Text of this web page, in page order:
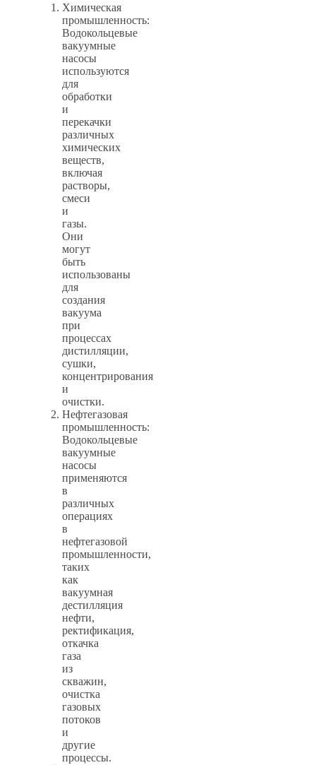
Химическая
промышленность:
Водокольцевые
вакуумные
насосы
используются
для
обработки
и
перекачки
различных
химических
веществ,
включая
растворы,
смеси
и
газы.
Они
могут
быть
использованы
для
создания
вакуума
при
процессах
дистилляции,
сушки,
концентрирования
и
очистки.
Нефтегазовая
промышленность:
Водокольцевые
вакуумные
насосы
применяются
в
различных
операциях
в
нефтегазовой
промышленности,
таких
как
вакуумная
дестилляция
нефти,
ректификация,
откачка
газа
из
скважин,
очистка
газовых
потоков
и
другие
процессы.